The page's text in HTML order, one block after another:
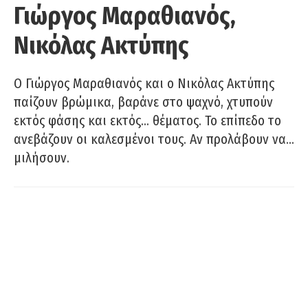
Γιώργος Μαραθιανός,
Νικόλας Ακτύπης
Ο Γιώργος Μαραθιανός και ο Νικόλας Ακτύπης
παίζουν βρώμικα, βαράνε στο ψαχνό, χτυπούν
εκτός φάσης και εκτός… θέματος. Το επίπεδο το
ανεβάζουν οι καλεσμένοι τους. Αν προλάβουν να…
μιλήσουν.